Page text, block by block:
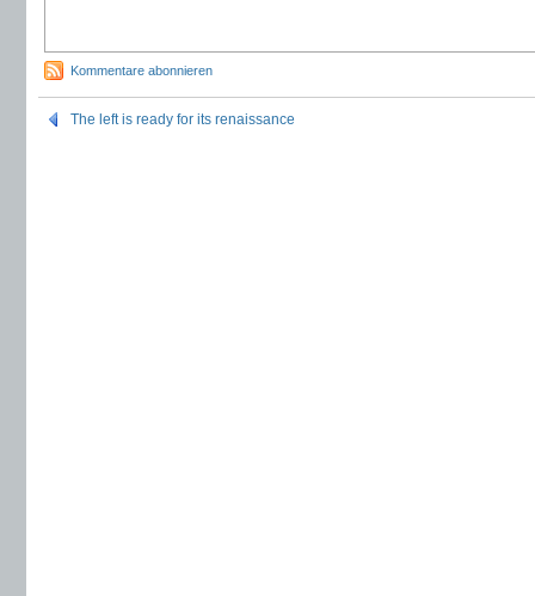
Kommentare abonnieren
The left is ready for its renaissance